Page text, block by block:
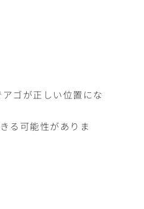
ゴが正しい位置にな
る可能性がありま